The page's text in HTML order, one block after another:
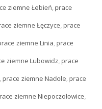
ziemne Łebień,prace
ziemne Łęczyce,prace
ziemne Linia,prace
ziemne Lubowidz,prace
,prace ziemne Nadole,prace
ziemne Niepoczołowice,